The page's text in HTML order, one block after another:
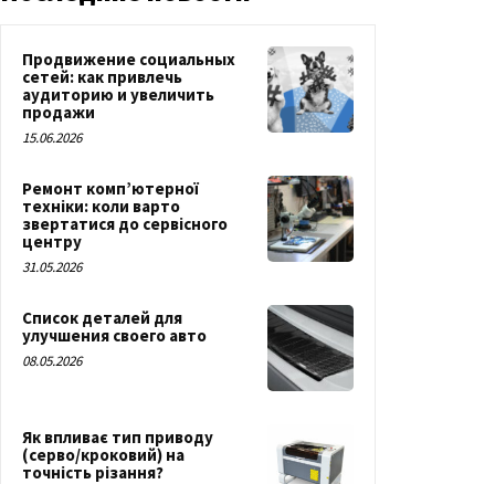
Продвижение социальных
сетей: как привлечь
аудиторию и увеличить
продажи
15.06.2026
Ремонт комп’ютерної
техніки: коли варто
звертатися до сервісного
центру
31.05.2026
Список деталей для
улучшения своего авто
08.05.2026
Як впливає тип приводу
(серво/кроковий) на
точність різання?